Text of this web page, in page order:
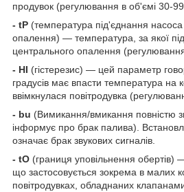
продувок (регулювання в об'ємі 30-
- tP (температура під'єднання
опалення) — температура, за якої
центрального опалення
- НІ (гістерезис) — цей параметр
градусів має впасти температура на
ввімкнулася повітродувка
- bu (Вимикання/вмикання повністю
інформує про брак палива).
означає брак звукових сигналів.
- tO (границя уповільнення
що застосовується зокрема в малих
повітродувках, обладнаних